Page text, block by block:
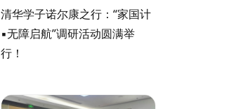
清华学子诺尔康之行：“家国计
▪无障启航”调研活动圆满举
行！